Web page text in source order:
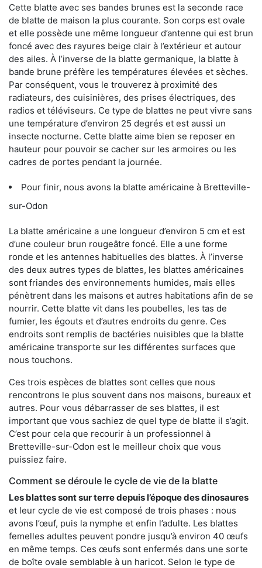
Cette blatte avec ses bandes brunes est la seconde race
de blatte de maison la plus courante. Son corps est ovale
et elle possède une même longueur d’antenne qui est brun
foncé avec des rayures beige clair à l’extérieur et autour
des ailes. À l’inverse de la blatte germanique, la blatte à
bande brune préfère les températures élevées et sèches.
Par conséquent, vous le trouverez à proximité des
radiateurs, des cuisinières, des prises électriques, des
radios et téléviseurs. Ce type de blattes ne peut vivre sans
une température d’environ 25 degrés et est aussi un
insecte nocturne. Cette blatte aime bien se reposer en
hauteur pour pouvoir se cacher sur les armoires ou les
cadres de portes pendant la journée.
Pour finir, nous avons la blatte américaine à Bretteville-
sur-Odon
La blatte américaine a une longueur d’environ 5 cm et est
d’une couleur brun rougeâtre foncé. Elle a une forme
ronde et les antennes habituelles des blattes. À l’inverse
des deux autres types de blattes, les blattes américaines
sont friandes des environnements humides, mais elles
pénètrent dans les maisons et autres habitations afin de se
nourrir. Cette blatte vit dans les poubelles, les tas de
fumier, les égouts et d’autres endroits du genre. Ces
endroits sont remplis de bactéries nuisibles que la blatte
américaine transporte sur les différentes surfaces que
nous touchons.
Ces trois espèces de blattes sont celles que nous
rencontrons le plus souvent dans nos maisons, bureaux et
autres. Pour vous débarrasser de ses blattes, il est
important que vous sachiez de quel type de blatte il s’agit.
C’est pour cela que recourir à un professionnel à
Bretteville-sur-Odon est le meilleur choix que vous
puissiez faire.
Comment se déroule le cycle de vie de la blatte
Les blattes sont sur terre depuis l’époque des dinosaures
et leur cycle de vie est composé de trois phases : nous
avons l’œuf, puis la nymphe et enfin l’adulte. Les blattes
femelles adultes peuvent pondre jusqu’à environ 40 œufs
en même temps. Ces œufs sont enfermés dans une sorte
de boîte ovale semblable à un haricot. Selon le type de